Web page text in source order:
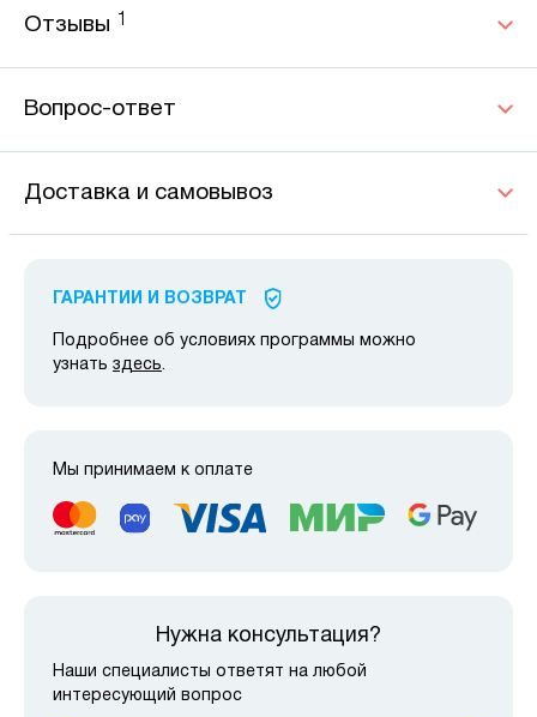
Отзывы 1
Вопрос-ответ
Доставка и самовывоз
ГАРАНТИИ И ВОЗВРАТ
Подробнее об условиях программы можно
узнать здесь.
Мы принимаем к оплате
Нужна консультация?
Наши специалисты ответят на любой
интересующий вопрос